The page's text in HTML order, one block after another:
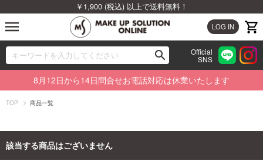
￥1,900 (税込) 以上で送料無料！
LOG IN
menu
search
00
Official
SNS
ブランドから探す
カテゴリから探す
8月12日から14日問合せお電話対応は休業いたします
TOP 商品一覧
該当する商品はございません